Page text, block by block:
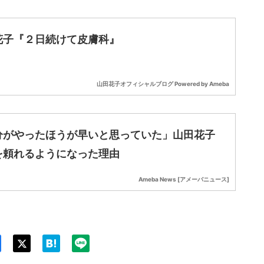
『２日続けて皮膚科』
山田花子オフィシャルブログ Powered by Ameba
がやったほうが早いと思っていた」山田花子
頼れるようになった理由
Ameba News [アメーバニュース]